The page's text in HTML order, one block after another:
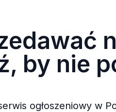
by nie
ogłoszeniowy w